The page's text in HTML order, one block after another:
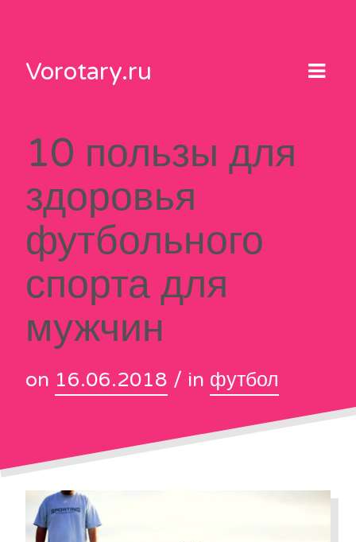
contentVorotary.ru
10 пользы для
здоровья
футбольного
спорта для
мужчин
on 16.06.2018 / in футбол